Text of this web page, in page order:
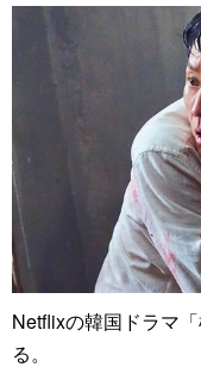
Netflixの韓国ドラマ
る。